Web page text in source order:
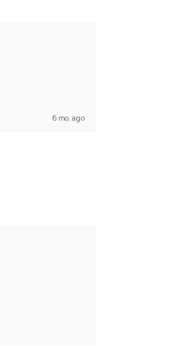
6 mo. ago